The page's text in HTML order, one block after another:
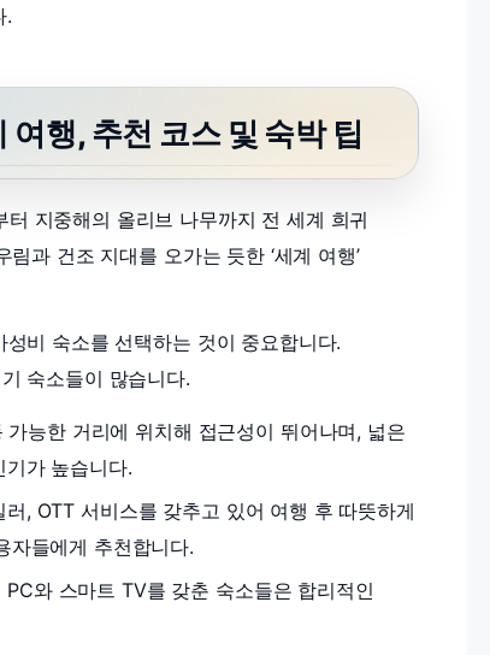
.
행, 추천 코스 및 숙박 팁
지중해의 올리브 나무까지 전 세계 희귀
과 건조 지대를 오가는 듯한 ‘세계 여행’
비 숙소를 선택하는 것이 중요합니다.
숙소들이 많습니다.
능한 거리에 위치해 접근성이 뛰어나며, 넓은
가 높습니다.
, OTT 서비스를 갖추고 있어 여행 후 따뜻하게
자들에게 추천합니다.
PC와 스마트 TV를 갖춘 숙소들은 합리적인